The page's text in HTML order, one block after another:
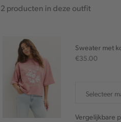
2 producten in deze outfit
Sweater met
€35.00
Selecteer
Vergelijkbare